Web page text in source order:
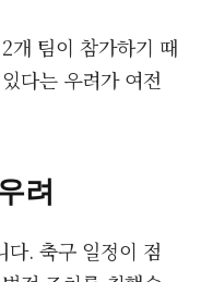
개 팀이 참가하기 때
다는 우려가 여전
려
다. 축구 일정이 점